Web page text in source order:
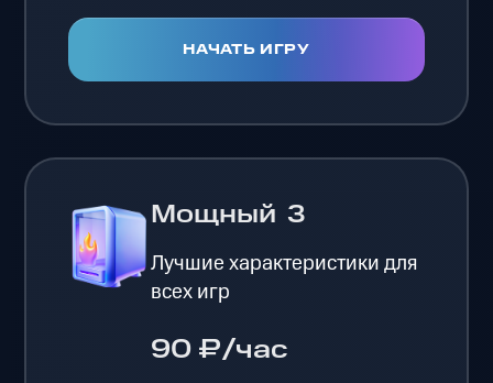
НАЧАТЬ ИГРУ
Мощный 3
Лучшие характеристики для
всех игр
90 ₽/час